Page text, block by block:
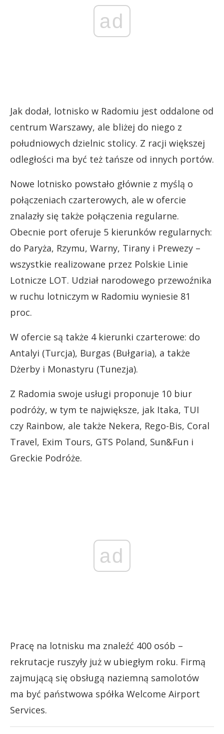
ad
Jak dodał, lotnisko w Radomiu jest oddalone od
centrum Warszawy, ale bliżej do niego z
południowych dzielnic stolicy. Z racji większej
odległości ma być też tańsze od innych portów.
Nowe lotnisko powstało głównie z myślą o
połączeniach czarterowych, ale w ofercie
znalazły się także połączenia regularne.
Obecnie port oferuje 5 kierunków regularnych:
do Paryża, Rzymu, Warny, Tirany i Prewezy –
wszystkie realizowane przez Polskie Linie
Lotnicze LOT. Udział narodowego przewoźnika
w ruchu lotniczym w Radomiu wyniesie 81
proc.
W ofercie są także 4 kierunki czarterowe: do
Antalyi (Turcja), Burgas (Bułgaria), a także
Dżerby i Monastyru (Tunezja).
Z Radomia swoje usługi proponuje 10 biur
podróży, w tym te największe, jak Itaka, TUI
czy Rainbow, ale także Nekera, Rego-Bis, Coral
Travel, Exim Tours, GTS Poland, Sun&Fun i
Greckie Podróże.
ad
Pracę na lotnisku ma znaleźć 400 osób –
rekrutacje ruszyły już w ubiegłym roku. Firmą
zajmującą się obsługą naziemną samolotów
ma być państwowa spółka Welcome Airport
Services.